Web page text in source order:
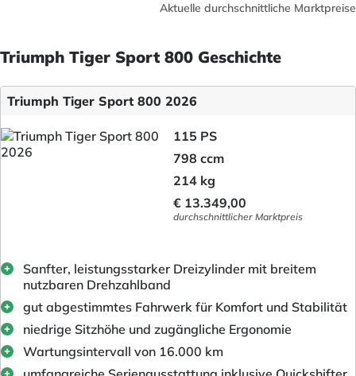
Aktuelle durchschnittliche Marktpreise
Triumph Tiger Sport 800 Geschichte
Triumph Tiger Sport 800 2026
115 PS
798 ccm
214 kg
€ 13.349,00
durchschnittlicher Marktpreis
Sanfter, leistungsstarker Dreizylinder mit breitem
nutzbaren Drehzahlband
gut abgestimmtes Fahrwerk für Komfort und Stabilität
niedrige Sitzhöhe und zugängliche Ergonomie
Wartungsintervall von 16.000 km